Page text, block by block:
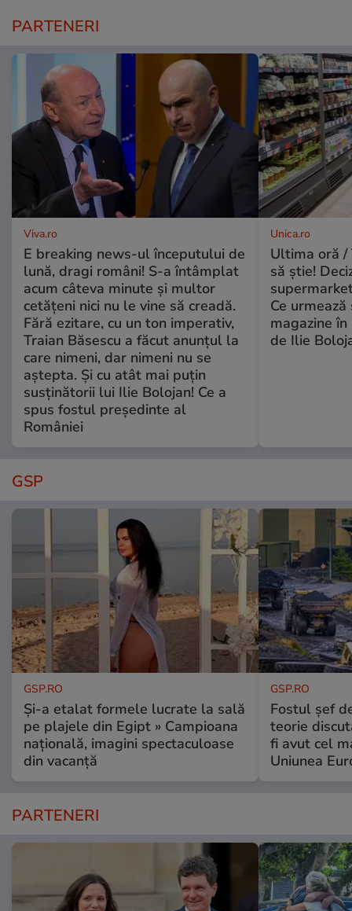
PARTENERI
Viva.ro
E breaking news-ul începutului de
lună, dragi români! S-a întâmplat
acum câteva minute și multor
cetățeni nici nu le vine să creadă.
Fără ezitare, cu un ton imperativ,
Traian Băsescu a făcut anunțul la
care nimeni, dar nimeni nu se
aștepta. Și cu atât mai puțin
susținătorii lui Ilie Bolojan! Ce a
spus fostul președinte al
României
Unica.ro
Ultima oră /
să știe!
Ce
magazine
de Ilie
GSP
GSP.RO
Și-a etalat formele lucrate la sală
pe plajele din Egipt » Campioana
națională, imagini spectaculoase
din vacanță
GSP.RO
Fostul șef
teorie
fi avut cel
Uniunea
PARTENERI